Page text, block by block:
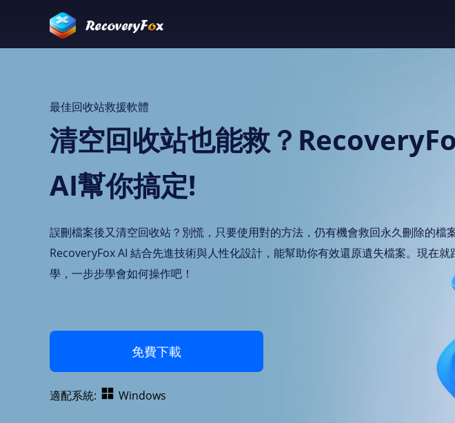
最佳回收站救援軟體
清空回收站也能救？
AI幫你搞定!
誤刪檔案後又清空回收站？別慌，只要使用對的方法，仍有機會救回永久刪除的檔案
RecoveryFox AI 結合先進技術與人性化設計，能幫助你有效還原遺失檔案。現在就
學，一步步學會如何操作吧！
免費下載
適配系統: Windows